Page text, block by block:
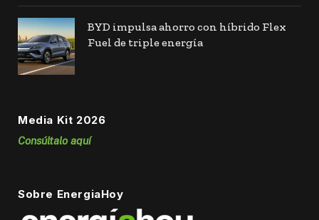
BYD impulsa ahorro con híbrido Flex
Fuel de triple energía
Media Kit 2026
Consúltalo aquí
Sobre EnergiaHoy